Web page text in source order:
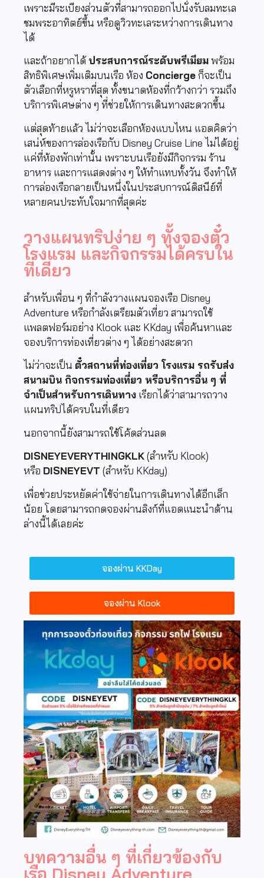
เพราะมีระเบียงส่วนตัวที่สามารถออกไปนั่งรับลมทะเล
ชมพระอาทิตย์ขึ้น หรือดูวิวทะเลระหว่างการเดินทาง
ได้
และถ้าอยากได้ประสบการณ์ระดับพรีเมียมพร้อม
สิทธิพิเศษเพิ่มเติมบนเรือ ห้อง Conciergeก็จะเป็น
ตัวเลือกที่หรูหราที่สุด ทั้งขนาดห้องที่กว้างกว่า รวมถึง
บริการพิเศษต่าง ๆ ที่ช่วยให้การเดินทางสะดวกขึ้น
แต่สุดท้ายแล้ว ไม่ว่าจะเลือกห้องแบบไหน แอดคิดว่า
เสน่ห์ของการล่องเรือกับ Disney Cruise Line ไม่ได้อยู่
แค่ที่ห้องพักเท่านั้น เพราะบนเรือยังมีกิจกรรม ร้าน
อาหาร และการแสดงต่าง ๆ ให้ทำแทบทั้งวัน จึงทำให้
การล่องเรือกลายเป็นหนึ่งในประสบการณ์ดิสนีย์ที่
หลายคนประทับใจมากที่สุดค่ะ
วางแผนทริปง่าย ๆ ทั้งจองตั๋ว
โรงแรม และกิจกรรมได้ครบใน
ที่เดียว
สำหรับเพื่อน ๆ ที่กำลังวางแผนจองเรือ Disney
Adventure หรือกำลังเตรียมตัวเที่ยว สามารถใช้
แพลตฟอร์มอย่าง Klook และ KKday เพื่อค้นหาและ
จองบริการท่องเที่ยวต่าง ๆ ได้อย่างสะดวก
ไม่ว่าจะเป็น ตั๋วสถานที่ท่องเที่ยว โรงแรม รถรับส่ง
สนามบิน กิจกรรมท่องเที่ยว หรือบริการอื่น ๆ ที่
จำเป็นสำหรับการเดินทาง เรียกได้ว่าสามารถวาง
แผนทริปได้ครบในที่เดียว
นอกจากนี้ยังสามารถใช้โค้ดส่วนลด
DISNEYEVERYTHINGKLK(สำหรับ Klook)
หรือ DISNEYEVT (สำหรับ KKday)
เพื่อช่วยประหยัดค่าใช้จ่ายในการเดินทางได้อีกเล็ก
น้อย โดยสามารถกดจองผ่านลิงก์ที่แอดแนะนำด้าน
ล่างนี้ได้เลยค่ะ
จองผ่าน KKDay
จองผ่าน Klook
บทความอื่น ๆ ที่เกี่ยวข้องกับ
เรือ Disney Adventure